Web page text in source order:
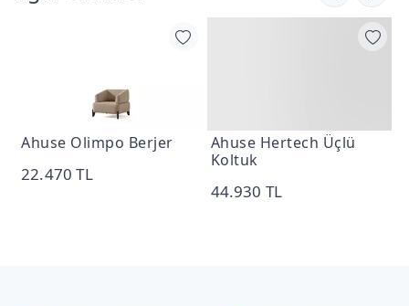
Ahuse Olimpo Berjer
22.470 TL
Ahuse Hertech Üçlü
Koltuk
44.930 TL